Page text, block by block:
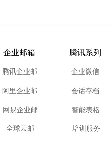
腾讯企业邮
企业邮箱
企业微信
阿里企业邮
网易企业邮
腾讯系列
全球云邮
会话存档
智能表格
培训服务